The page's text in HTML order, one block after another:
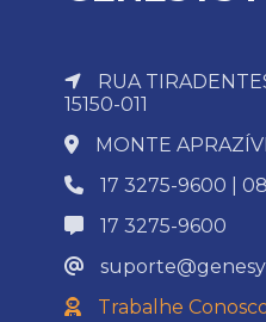
RUA
15150-011
MONTE
17 3275-9600 |
17 3275-9600
Trabalhe